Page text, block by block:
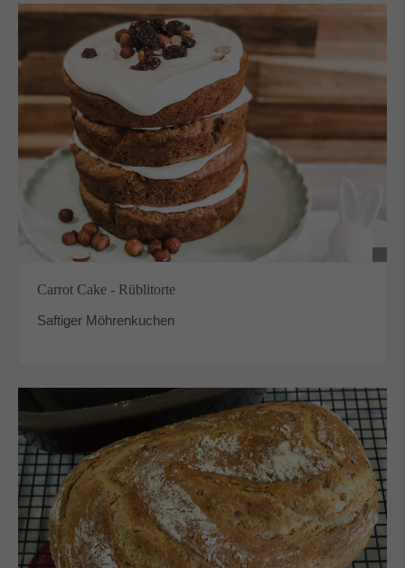
Carrot Cake - Rüblitorte
Saftiger Möhrenkuchen